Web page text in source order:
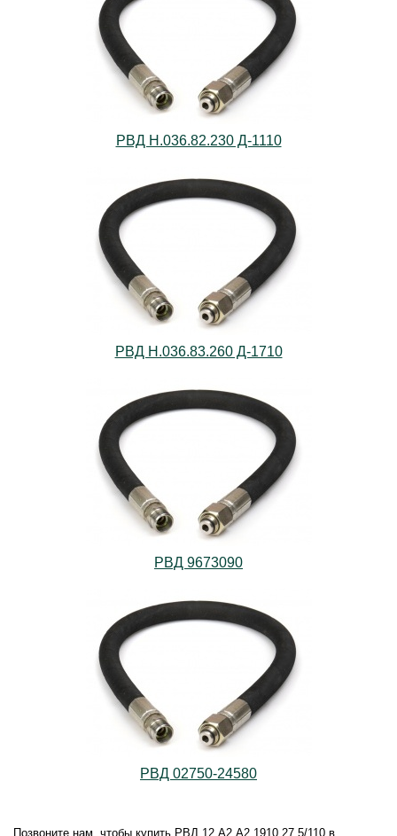
РВД Н.036.82.230 Д-1110
РВД Н.036.83.260 Д-1710
РВД 9673090
РВД 02750-24580
Позвоните нам, чтобы купить РВД.12.А2.А2.1910.27,5/110 в